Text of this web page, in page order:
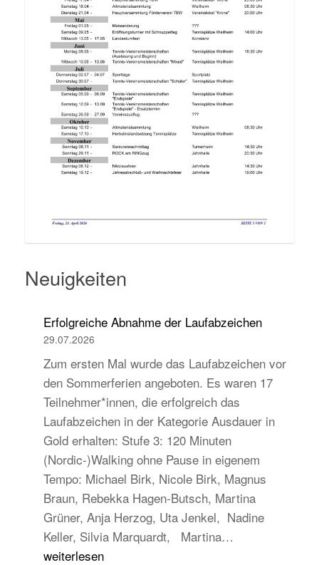
Neuigkeiten
Erfolgreiche Abnahme der Laufabzeichen
29.07.2026
Zum ersten Mal wurde das Laufabzeichen vor
den Sommerferien angeboten. Es waren 17
Teilnehmer*innen, die erfolgreich das
Laufabzeichen in der Kategorie Ausdauer in
Gold erhalten: Stufe 3: 120 Minuten
(Nordic-)Walking ohne Pause in eigenem
Tempo: Michael Birk, Nicole Birk, Magnus
Braun, Rebekka Hagen-Butsch, Martina
Grüner, Anja Herzog, Uta Jenkel, Nadine
Keller, Silvia Marquardt, Martina…
weiterlesen